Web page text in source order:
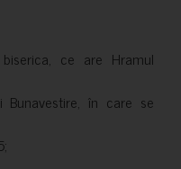
ce are Hramul
Bunavestire, în care se